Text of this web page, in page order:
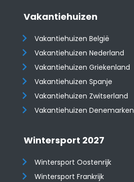
Vakantiehuizen
Vakantiehuizen België
Vakantiehuizen Nederland
Vakantiehuizen Griekenland
Vakantiehuizen Spanje
​​​​​​​Vakantiehuizen Zwitserland
Vakantiehuizen Denemarken
Wintersport 2027
Wintersport Oostenrijk
Wintersport Frankrijk